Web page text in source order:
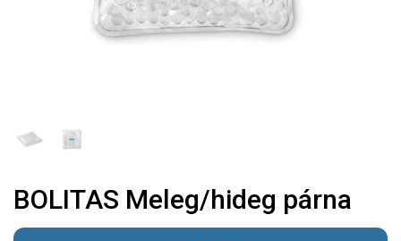
BOLITAS Meleg/hideg párna